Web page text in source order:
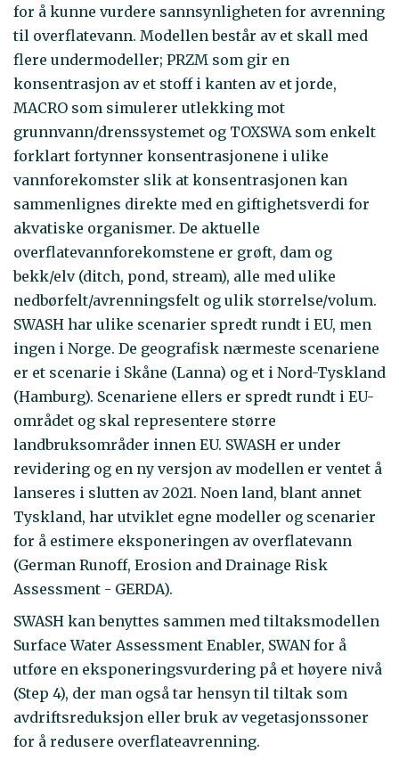
for å kunne vurdere sannsynligheten for avrenning
til overflatevann. Modellen består av et skall med
flere undermodeller; PRZM som gir en
konsentrasjon av et stoff i kanten av et jorde,
MACRO som simulerer utlekking mot
grunnvann/drenssystemet og TOXSWA som enkelt
forklart fortynner konsentrasjonene i ulike
vannforekomster slik at konsentrasjonen kan
sammenlignes direkte med en giftighetsverdi for
akvatiske organismer. De aktuelle
overflatevannforekomstene er grøft, dam og
bekk/elv (ditch, pond, stream), alle med ulike
nedbørfelt/avrenningsfelt og ulik størrelse/volum.
SWASH har ulike scenarier spredt rundt i EU, men
ingen i Norge. De geografisk nærmeste scenariene
er et scenarie i Skåne (Lanna) og et i Nord-Tyskland
(Hamburg). Scenariene ellers er spredt rundt i EU-
området og skal representere større
landbruksområder innen EU. SWASH er under
revidering og en ny versjon av modellen er ventet å
lanseres i slutten av 2021. Noen land, blant annet
Tyskland, har utviklet egne modeller og scenarier
for å estimere eksponeringen av overflatevann
(German Runoff, Erosion and Drainage Risk
Assessment - GERDA).
SWASH kan benyttes sammen med tiltaksmodellen
Surface Water Assessment Enabler, SWAN for å
utføre en eksponeringsvurdering på et høyere nivå
(Step 4), der man også tar hensyn til tiltak som
avdriftsreduksjon eller bruk av vegetasjonssoner
for å redusere overflateavrenning.